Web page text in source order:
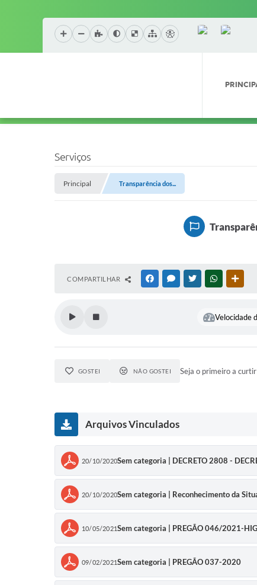
Serviços
Principal Transparência dos...
COMPARTILHAR FACEBOOKMESSENGER
TWITTERWHATSAPP
Velocidade
GOSTEI NÃO GOSTEI Seja o primeiro a
Arquivos Vinculados
20/10/2020Sem categoria | DECRETO 2808 -
20/10/2020Sem categoria | Reconhecimento da
10/05/2021Sem categoria | PREGÃO 046/2021-
09/02/2021Sem categoria | PREGÃO 037-2020